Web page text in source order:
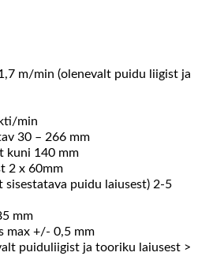
m/min (olenevalt puidu liigist ja
min
30 – 266 mm
kuni 140 mm
2 x 60mm
sisestatava puidu laiusest) 2-5
mm
max +/- 0,5 mm
puiduliigist ja tooriku laiusest >